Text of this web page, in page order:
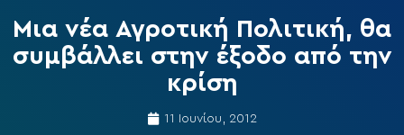
Μια νέα Αγροτική Πολιτική, θα
συμβάλλει στην έξοδο από την
κρίση
11 Ιουνίου, 2012